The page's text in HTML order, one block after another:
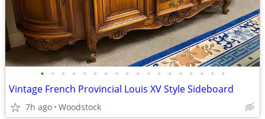
• • • • • • • • • • • • • • • • • •
Vintage French Provincial Louis XV Style Sideboard
7h ago Woodstock